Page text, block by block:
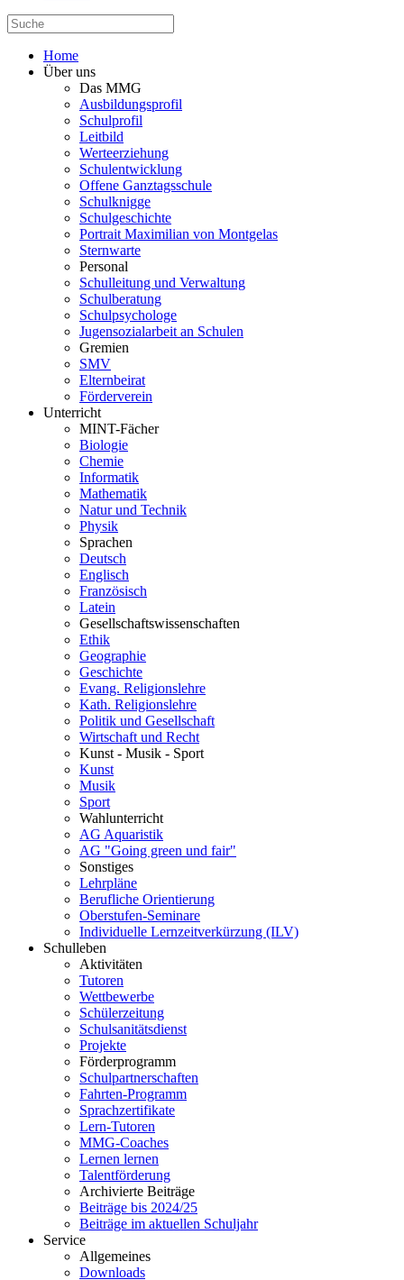
Home
Über uns
Das MMG
Ausbildungsprofil
Schulprofil
Leitbild
Werteerziehung
Schulentwicklung
Offene Ganztagsschule
Schulknigge
Schulgeschichte
Portrait Maximilian von Montgelas
Sternwarte
Personal
Schulleitung und Verwaltung
Schulberatung
Schulpsychologe
Jugensozialarbeit an Schulen
Gremien
SMV
Elternbeirat
Förderverein
Unterricht
MINT-Fächer
Biologie
Chemie
Informatik
Mathematik
Natur und Technik
Physik
Sprachen
Deutsch
Englisch
Französisch
Latein
Gesellschaftswissenschaften
Ethik
Geographie
Geschichte
Evang. Religionslehre
Kath. Religionslehre
Politik und Gesellschaft
Wirtschaft und Recht
Kunst - Musik - Sport
Kunst
Musik
Sport
Wahlunterricht
AG Aquaristik
AG "Going green und fair"
Sonstiges
Lehrpläne
Berufliche Orientierung
Oberstufen-Seminare
Individuelle Lernzeitverkürzung (ILV)
Schulleben
Aktivitäten
Tutoren
Wettbewerbe
Schülerzeitung
Schulsanitätsdienst
Projekte
Förderprogramm
Schulpartnerschaften
Fahrten-Programm
Sprachzertifikate
Lern-Tutoren
MMG-Coaches
Lernen lernen
Talentförderung
Archivierte Beiträge
Beiträge bis 2024/25
Beiträge im aktuellen Schuljahr
Service
Allgemeines
Downloads